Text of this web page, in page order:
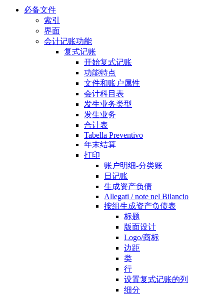
必备文件
索引
界面
会计记账功能
复式记账
开始复式记账
功能特点
文件和账户属性
会计科目表
发生业务类型
发生业务
合计表
Tabella Preventivo
年末结算
打印
账户明细-分类账
日记账
生成资产负债
Allegati / note nel Bilancio
按组生成资产负债表
标题
版面设计
Logo/商标
边距
类
行
设置复式记账的列
细分